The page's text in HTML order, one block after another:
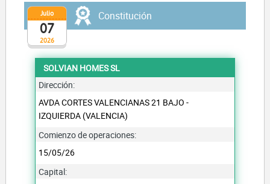
2026
Julio
07
Constitución
SOLVIAN HOMES SL
Dirección:
AVDA CORTES VALENCIANAS 21 BAJO -
IZQUIERDA (VALENCIA)
Comienzo de operaciones:
15/05/26
Capital: